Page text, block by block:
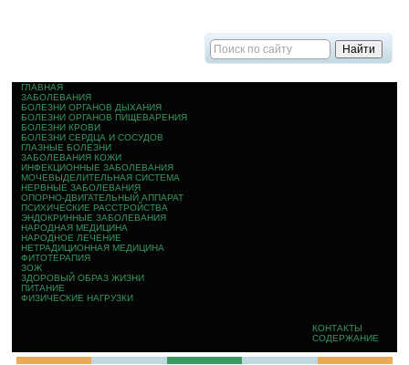
ГЛАВНАЯ
ЗАБОЛЕВАНИЯ
БОЛЕЗНИ ОРГАНОВ ДЫХАНИЯ
БОЛЕЗНИ ОРГАНОВ ПИЩЕВАРЕНИЯ
БОЛЕЗНИ КРОВИ
БОЛЕЗНИ СЕРДЦА И СОСУДОВ
ГЛАЗНЫЕ БОЛЕЗНИ
ЗАБОЛЕВАНИЯ КОЖИ
ИНФЕКЦИОННЫЕ ЗАБОЛЕВАНИЯ
МОЧЕВЫДЕЛИТЕЛЬНАЯ СИСТЕМА
НЕРВНЫЕ ЗАБОЛЕВАНИЯ
ОПОРНО-ДВИГАТЕЛЬНЫЙ АППАРАТ
ПСИХИЧЕСКИЕ РАССТРОЙСТВА
ЭНДОКРИННЫЕ ЗАБОЛЕВАНИЯ
НАРОДНАЯ МЕДИЦИНА
НАРОДНОЕ ЛЕЧЕНИЕ
НЕТРАДИЦИОННАЯ МЕДИЦИНА
ФИТОТЕРАПИЯ
ЗОЖ
ЗДОРОВЫЙ ОБРАЗ ЖИЗНИ
ПИТАНИЕ
ФИЗИЧЕСКИЕ НАГРУЗКИ
КОНТАКТЫ
СОДЕРЖАНИЕ